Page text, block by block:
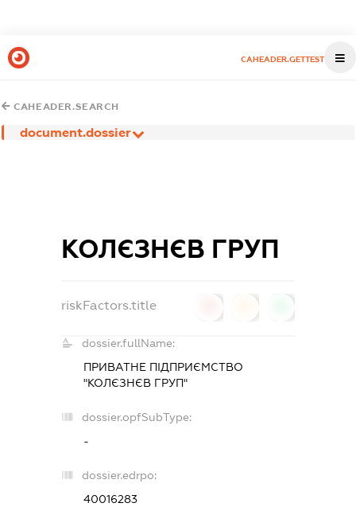
CAHEADER.GETTEST
CAHEADER.SEARCH
document.dossier
КОЛЄЗНЄВ ГРУП
riskFactors.title
dossier.fullName:
ПРИВАТНЕ ПІДПРИЄМСТВО
"КОЛЄЗНЄВ ГРУП"
dossier.opfSubType:
-
dossier.edrpo:
40016283